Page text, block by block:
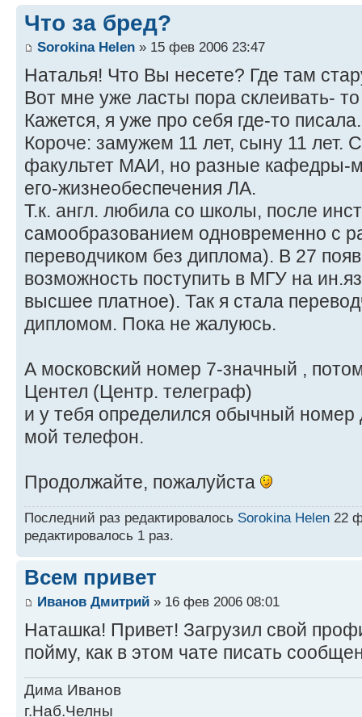
Что за бред?
Sorokina Helen » 15 фев 2006 23:47
Наталья! Что Вы несете? Где там
Вот мне уже ласты пора склеивать-
Кажется, я уже про себя где-то
Короче: замужем 11 лет, сыну 11 лет.
факультет МАИ, но разные кафедры-
его-жизнеобеспечения ЛА.
Т.к. англ. любила со школы, после
самообразованием одновременно с
переводчиком без диплома). В 27
возможность поступить в МГУ на
высшее платное). Так я стала
дипломом. Пока не жалуюсь.
А московский номер 7-значный ,
Центел (Центр. телеграф)
и у тебя определился обычный номер
мой телефон.
Продолжайте, пожалуйста
Последний раз редактировалось Sorokina Helen 22
редактировалось 1 раз.
Всем привет
Иванов Дмитрий » 16 фев 2006 08:01
Наташка! Привет! Загрузил свой
пойму, как в этом чате писать
Дима Иванов
г.Наб.Челны